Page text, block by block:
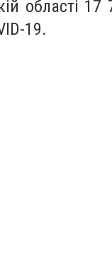
області 17
19.